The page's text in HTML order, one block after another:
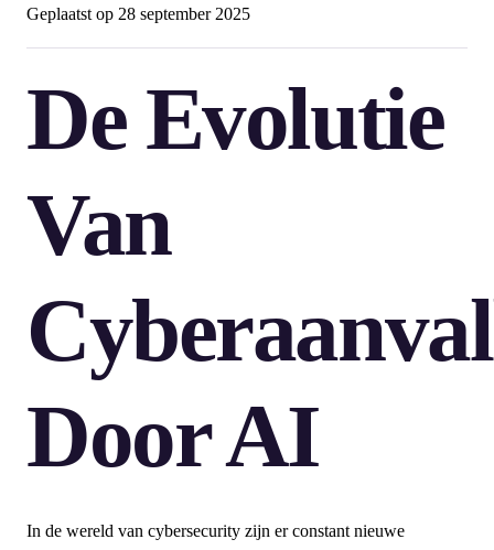
Geplaatst op 28 september 2025
De Evolutie
Van
Door AI
In de wereld van cybersecurity zijn er constant nieuwe